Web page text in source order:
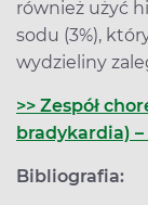
również użyć
sodu (3%),
wydzieliny
>> Zespół
bradykardia)
Bibliografia: